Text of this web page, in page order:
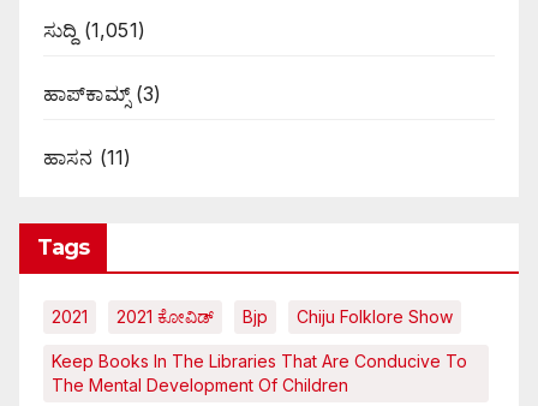
ಸುದ್ದಿ (1,051)
ಹಾಪ್‌ಕಾಮ್ಸ್‌(3)
ಹಾಸನ (11)
Tags
2021 2021 ಕೋವಿಡ್‌ Bjp Chiju Folklore Show
Keep Books In The Libraries That Are Conducive To
The Mental Development Of Children